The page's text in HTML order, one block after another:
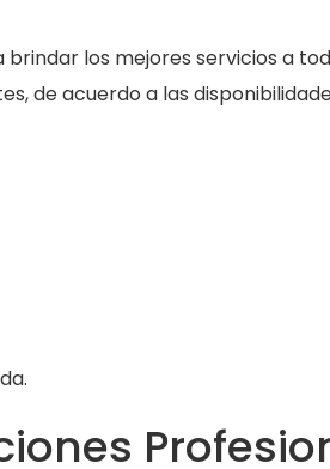
los mejores servicios a
de acuerdo a las